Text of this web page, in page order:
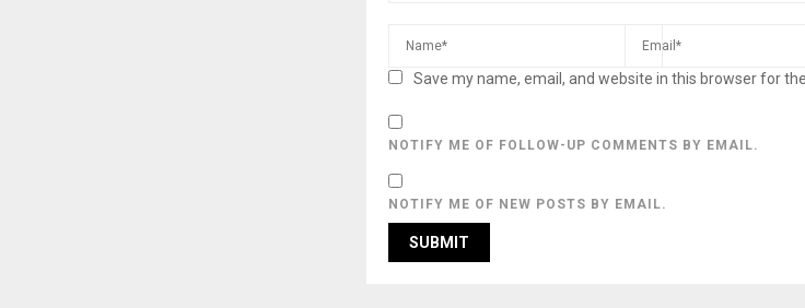
Save my name, email, and website in this browser for
NOTIFY ME OF FOLLOW-UP COMMENTS BY EMAIL.
NOTIFY ME OF NEW POSTS BY EMAIL.